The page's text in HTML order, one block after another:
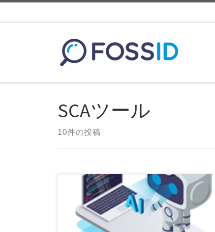
SCAツール
10件の投稿
この生成AI時代において、ソフトウェアリスク管
理に対する企業のアプローチには目覚ましい転換